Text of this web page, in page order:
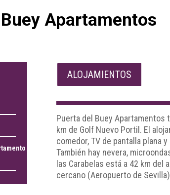
Apartamentos
ALOJAMIENTOS
Puerta del Buey Apartamentos
km de Golf Nuevo Portil. El
comedor, TV de pantalla plana
También hay nevera,
las Carabelas está a 42 km del
cercano (Aeropuerto de